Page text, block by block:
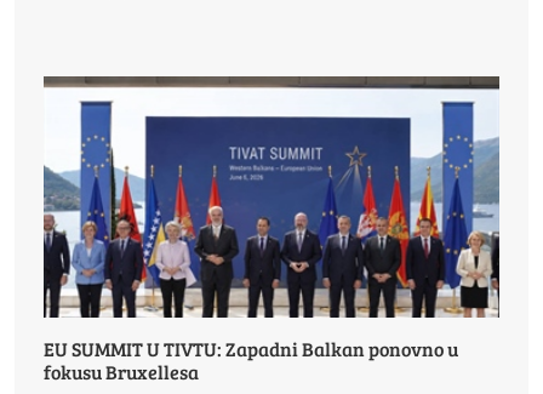
EU SUMMIT U TIVTU: Zapadni Balkan ponovno u
fokusu Bruxellesa